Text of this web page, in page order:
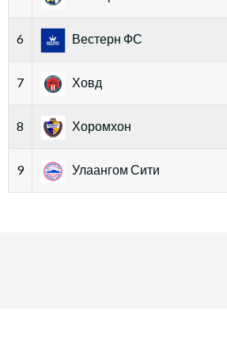
6 Вестерн ФС
7 Ховд
8 Хоромхон
9 Улаангом Сити